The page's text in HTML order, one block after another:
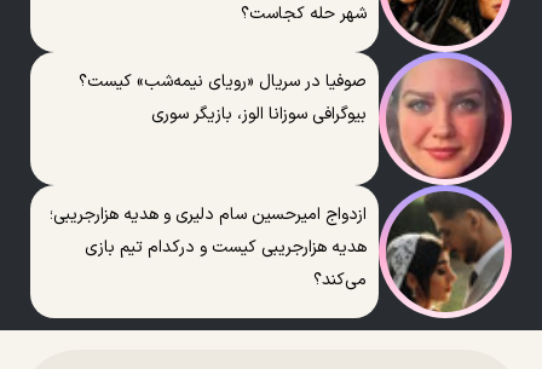
شهر حله کجاست؟
صوفیا در سریال «رویای نیمه‌شب» کیست؟
بیوگرافی سوزانا الوز، بازیگر سوری
ازدواج امیرحسین سام دلیری و هدیه هزارجریبی؛
هدیه هزارجریبی کیست و درکدام تیم بازی
می‌کند؟